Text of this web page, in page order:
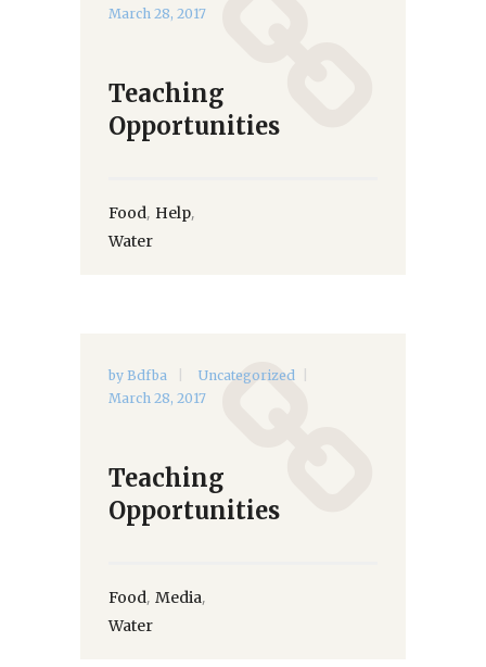
March 28, 2017
Teaching
Opportunities
Food, Help,
Water
by Bdfba
Uncategorized
March 28, 2017
Teaching
Opportunities
Food, Media,
Water